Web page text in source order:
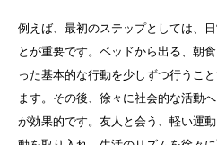
例えば、最初のステップとしては、
とが重要です。ベッドから出る、朝
った基本的な行動を少しずつ行うこ
ます。その後、徐々に社会的な活動
が効果的です。友人と会う、軽い運